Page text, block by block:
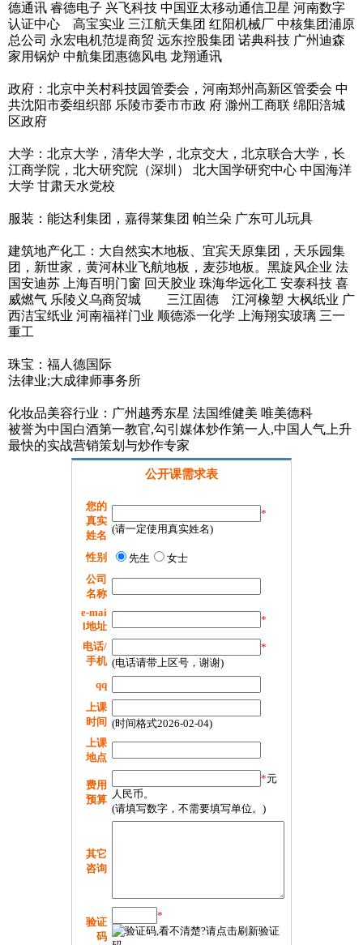
德通讯 睿德电子 兴飞科技 中国亚太移动通信卫星 河南数字
认证中心 高宝实业 三江航天集团 红阳机械厂 中核集团浦原
总公司 永宏电机范堤商贸 远东控股集团 诺典科技 广州迪森
家用锅炉 中航集团惠德风电 龙翔通讯
政府：北京中关村科技园管委会，河南郑州高新区管委会 中
共沈阳市委组织部 乐陵市委市市政 府 滁州工商联 绵阳涪城
区政府
大学：北京大学，清华大学，北京交大，北京联合大学，长
江商学院，北大研究院（深圳） 北大国学研究中心 中国海洋
大学 甘肃天水党校
服装：能达利集团，嘉得莱集团 帕兰朵 广东可儿玩具
建筑地产化工：大自然实木地板、宜宾天原集团，天乐园集
团，新世家，黄河林业飞航地板，麦莎地板。黑旋风企业 法
国安迪苏 上海百明门窗 回天胶业 珠海华远化工 安泰科技 喜
威燃气 乐陵义乌商贸城 三江固德 江河橡塑 大枫纸业 广
西洁宝纸业 河南福祥门业 顺德添一化学 上海翔实玻璃 三一
重工
珠宝：福人德国际
法律业;大成律师事务所
化妆品美容行业：广州越秀东星 法国维健美 唯美德科
被誉为中国白酒第一教官,勾引媒体炒作第一人,中国人气上升
最快的实战营销策划与炒作专家
公开课需求表
您的
真实
姓名
*
(请一定使用真实姓名)
性别 先生
女士
公司
名称
e-mai
l地址
*
电话/
手机
*
(电话请带上区号，谢谢)
qq
上课
时间 (时间格式2026-02-04)
上课
地点
费用
预算
*元
人民币。
(请填写数字，不需要填写单位。)
其它
咨询
验证
码
*